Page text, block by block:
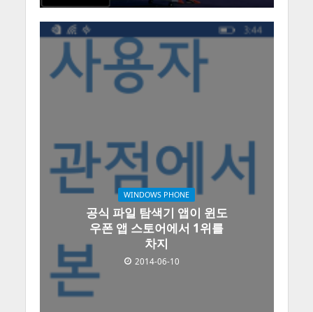
WINDOWS PHONE
공식 파일 탐색기 앱이 윈도
우폰 앱 스토어에서 1위를
차지
2014-06-10